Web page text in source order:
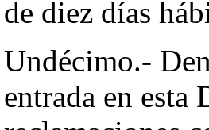
de diez días
Undécimo.-
entrada en